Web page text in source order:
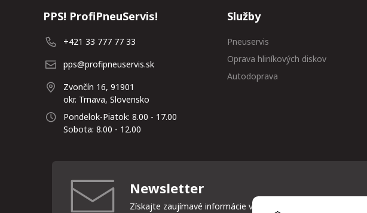
PPS! ProfiPneuServis!
+421 33 777 77 33
pps@profipneuservis.sk
Zvončín 16, 91901
okr. Trnava, Slovensko
Pondelok-Piatok: 8.00 - 17.00
Sobota: 8.00 - 12.00
Služby
Pneuservis
Oprava hliníkových diskov
Autodoprava
Newsletter
Získajte zaujímavé informácie vždy medzi prvými